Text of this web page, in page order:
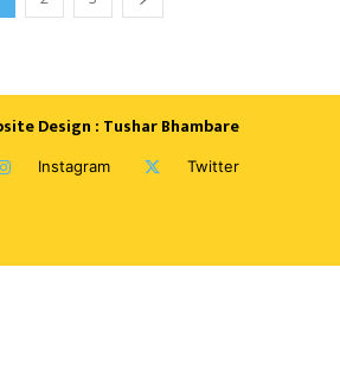
Design : Tushar Bhambare
Instagram Twitter